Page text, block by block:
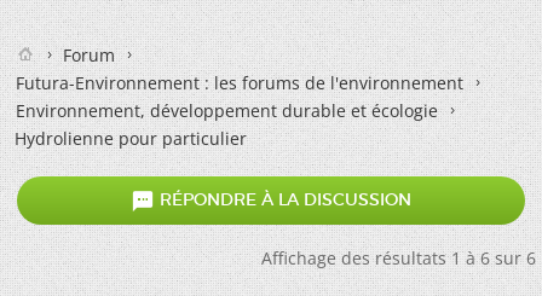
Forum
Futura-Environnement : les forums de l'environnement
Environnement, développement durable et écologie
Hydrolienne pour particulier
 RÉPONDRE À LA DISCUSSION
Affichage des résultats 1 à 6 sur 6